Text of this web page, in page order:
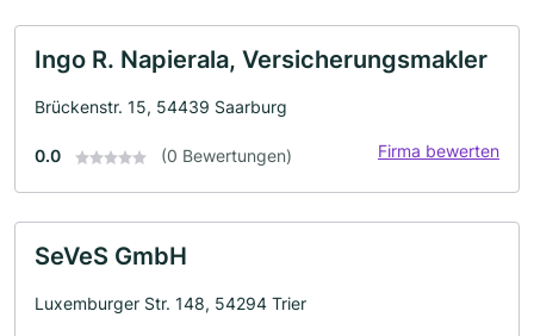
Ingo R. Napierala, Versicherungsmakler
Brückenstr. 15, 54439 Saarburg
0.0 (0 Bewertungen) Firma bewerten
SeVeS GmbH
Luxemburger Str. 148, 54294 Trier